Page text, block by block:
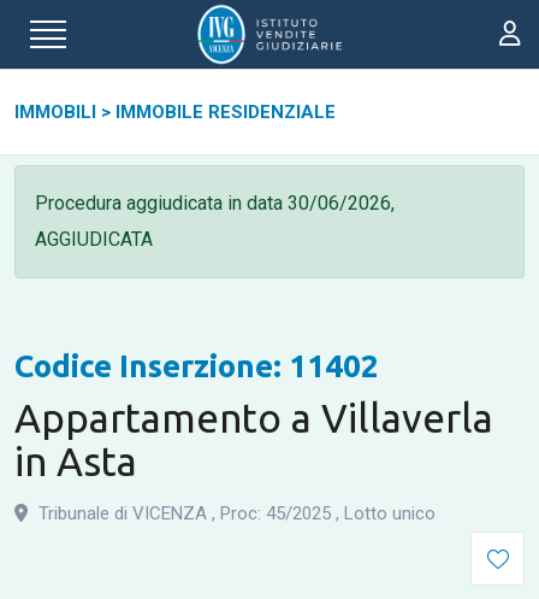
IMMOBILI > IMMOBILE RESIDENZIALE
Procedura aggiudicata in data 30/06/2026,
AGGIUDICATA
Codice Inserzione: 11402
Appartamento a Villaverla
in Asta
Tribunale di VICENZA , Proc: 45/2025 , Lotto unico